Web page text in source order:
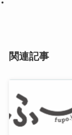
関連記事